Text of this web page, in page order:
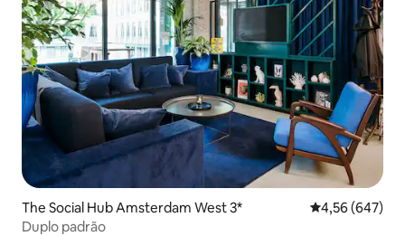
The Social Hub Amsterdam West 3* 4,56 de uma
4,56 (647)
Duplo padrão